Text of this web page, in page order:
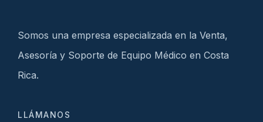
Somos una empresa especializada en la Venta,
Asesoría y Soporte de Equipo Médico en Costa
Rica.
LLÁMANOS